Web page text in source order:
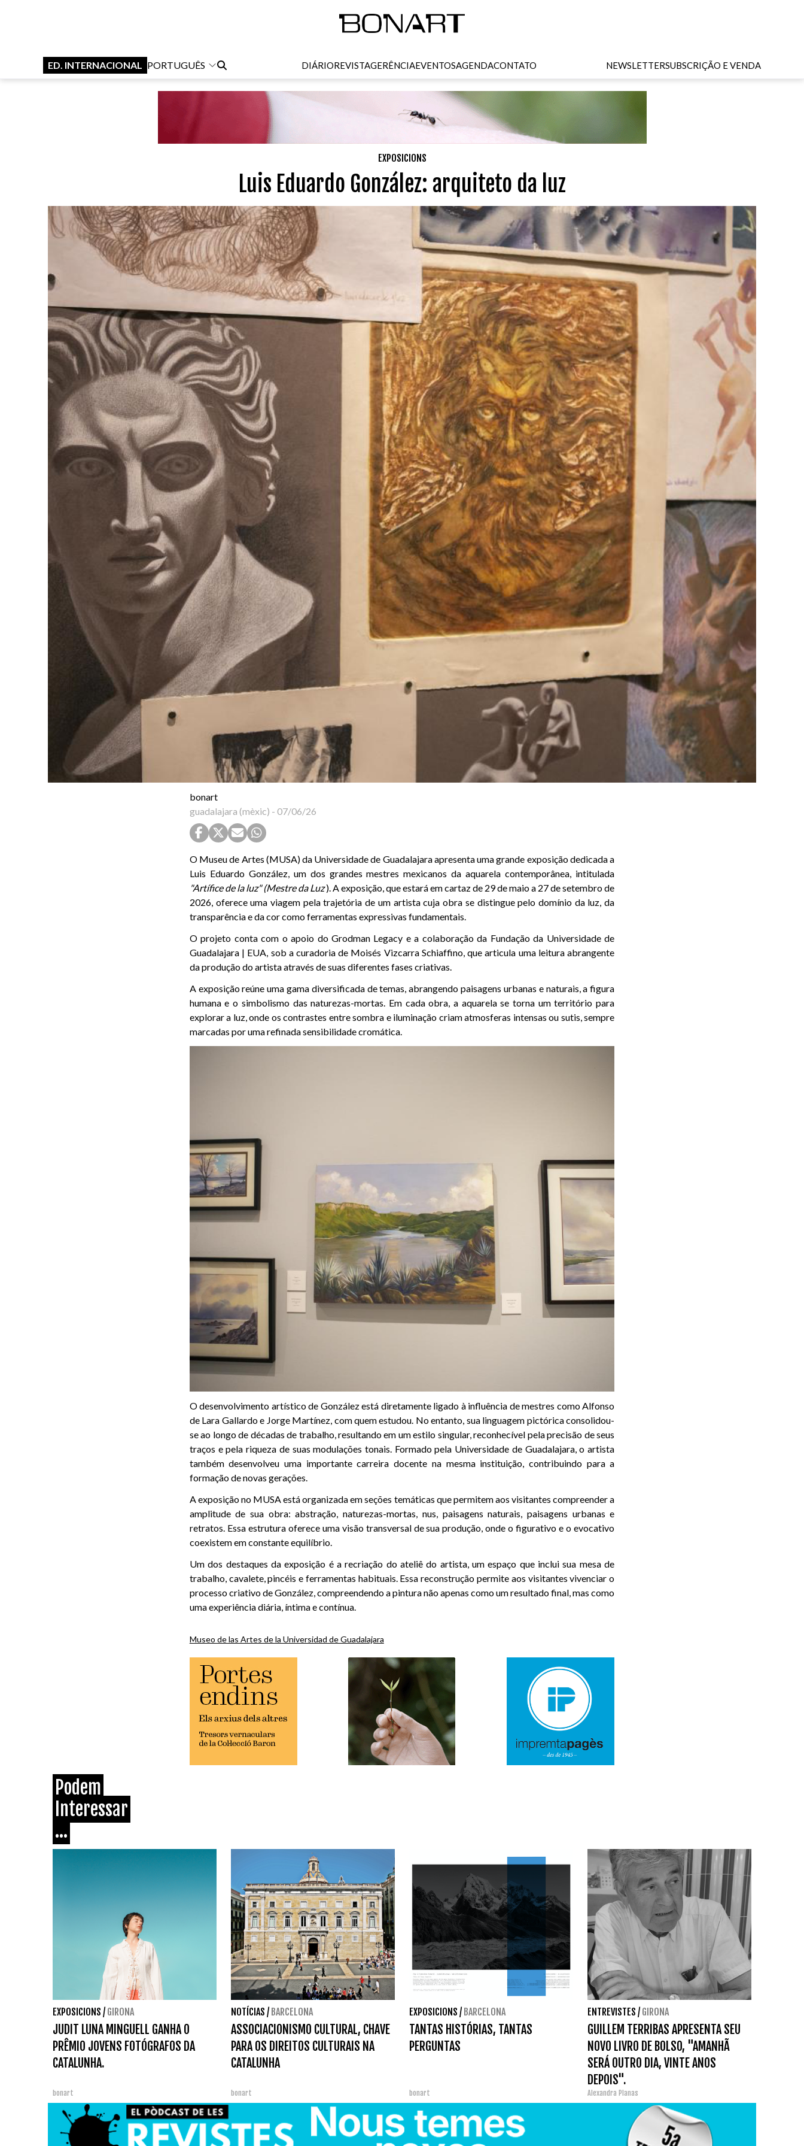
ED. INTERNACIONAL PORTUGUÊS DIÁRIOREVISTAGERÊNCIAEVENTOSAGENDACONTATO NEWSLETTERSUBSCRIÇÃO E VENDA
EXPOSICIONS
Luis Eduardo González: arquiteto da luz
bonart
guadalajara (mèxic) - 07/06/26
O Museu de Artes (MUSA) da Universidade de Guadalajara apresenta uma grande exposição dedicada a
Luis Eduardo González, um dos grandes mestres mexicanos da aquarela contemporânea, intitulada
"Artífice de la luz" (Mestre da Luz). A exposição, que estará em cartaz de 29 de maio a 27 de setembro de
2026, oferece uma viagem pela trajetória de um artista cuja obra se distingue pelo domínio da luz, da
transparência e da cor como ferramentas expressivas fundamentais.
O projeto conta com o apoio do Grodman Legacy e a colaboração da Fundação da Universidade de
Guadalajara | EUA, sob a curadoria de Moisés Vizcarra Schiaffino, que articula uma leitura abrangente
da produção do artista através de suas diferentes fases criativas.
A exposição reúne uma gama diversificada de temas, abrangendo paisagens urbanas e naturais, a figura
humana e o simbolismo das naturezas-mortas. Em cada obra, a aquarela se torna um território para
explorar a luz, onde os contrastes entre sombra e iluminação criam atmosferas intensas ou sutis, sempre
marcadas por uma refinada sensibilidade cromática.
O desenvolvimento artístico de González está diretamente ligado à influência de mestres como Alfonso
de Lara Gallardo e Jorge Martínez, com quem estudou. No entanto, sua linguagem pictórica consolidou-
se ao longo de décadas de trabalho, resultando em um estilo singular, reconhecível pela precisão de seus
traços e pela riqueza de suas modulações tonais. Formado pela Universidade de Guadalajara, o artista
também desenvolveu uma importante carreira docente na mesma instituição, contribuindo para a
formação de novas gerações.
A exposição no MUSA está organizada em seções temáticas que permitem aos visitantes compreender a
amplitude de sua obra: abstração, naturezas-mortas, nus, paisagens naturais, paisagens urbanas e
retratos. Essa estrutura oferece uma visão transversal de sua produção, onde o figurativo e o evocativo
coexistem em constante equilíbrio.
Um dos destaques da exposição é a recriação do ateliê do artista, um espaço que inclui sua mesa de
trabalho, cavalete, pincéis e ferramentas habituais. Essa reconstrução permite aos visitantes vivenciar o
processo criativo de González, compreendendo a pintura não apenas como um resultado final, mas como
uma experiência diária, íntima e contínua.
Museo de las Artes de la Universidad de Guadalajara
Podem
Interessar
...
EXPOSICIONS / GIRONA
JUDIT LUNA MINGUELL GANHA O
PRÊMIO JOVENS FOTÓGRAFOS DA
CATALUNHA.
bonart
NOTÍCIAS / BARCELONA
ASSOCIACIONISMO CULTURAL, CHAVE
PARA OS DIREITOS CULTURAIS NA
CATALUNHA
bonart
EXPOSICIONS / BARCELONA
TANTAS HISTÓRIAS, TANTAS
PERGUNTAS
bonart
ENTREVISTES / GIRONA
GUILLEM TERRIBAS APRESENTA SEU
NOVO LIVRO DE BOLSO, "AMANHÃ
SERÁ OUTRO DIA, VINTE ANOS
DEPOIS".
Alexandra Planas